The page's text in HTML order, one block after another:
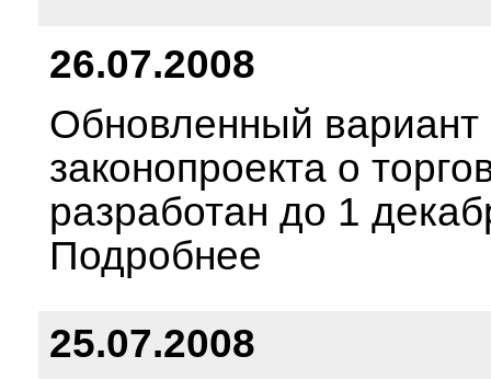
26.07.2008
Обновленный вариант
законопроекта о
разработан до 1
Подробнее
25.07.2008